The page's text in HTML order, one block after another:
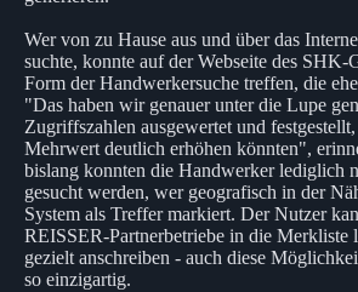
Wer von zu Hause aus und über das
suchte, konnte auf der Webseite des SHK-
Form der Handwerkersuche treffen, die
"Das haben wir genauer unter die Lupe
Zugriffszahlen ausgewertet und
Mehrwert deutlich erhöhen könnten",
bislang konnten die Handwerker lediglich
gesucht werden, wer geografisch in der
System als Treffer markiert. Der Nutzer
REISSER-Partnerbetriebe in die Merkliste
gezielt anschreiben - auch diese
so einzigartig.